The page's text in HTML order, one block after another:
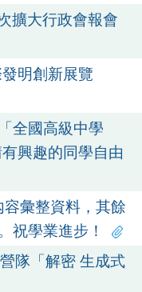
擴大行政會報會
明創新展覽
全國高級中學
興趣的同學自由
彙整資料，其餘
祝學業進步！
隊「解密 生成式